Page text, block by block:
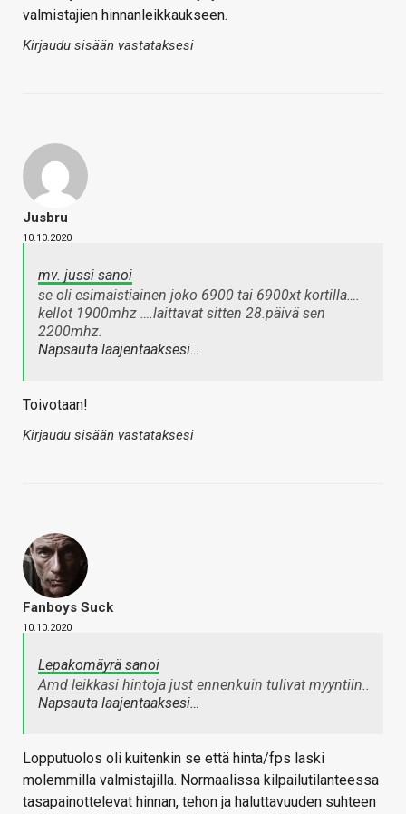
valmistajien hinnanleikkaukseen.
Kirjaudu sisään vastataksesi
Jusbru
10.10.2020
mv. jussi sanoi
se oli esimaistiainen joko 6900 tai 6900xt kortilla….
kellot 1900mhz ….laittavat sitten 28.päivä sen
2200mhz.
Napsauta laajentaaksesi…
Toivotaan!
Kirjaudu sisään vastataksesi
Fanboys Suck
10.10.2020
Lepakomäyrä sanoi
Amd leikkasi hintoja just ennenkuin tulivat myyntiin..
Napsauta laajentaaksesi…
Lopputuolos oli kuitenkin se että hinta/fps laski
molemmilla valmistajilla. Normaalissa kilpailutilanteessa
tasapainottelevat hinnan, tehon ja haluttavuuden suhteen